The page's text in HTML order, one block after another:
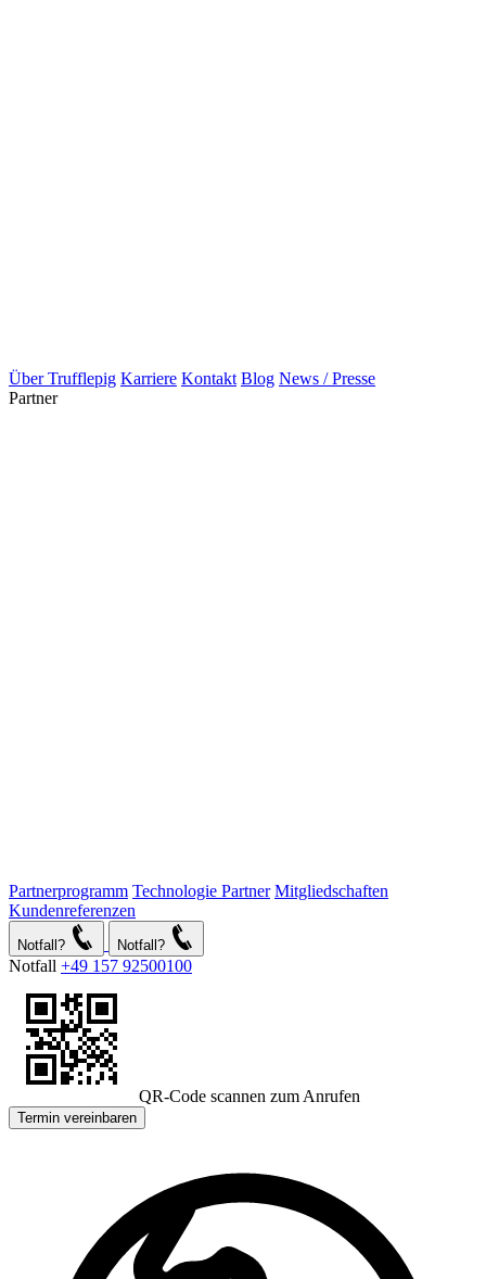
Über Trufflepig Karriere Kontakt Blog News / Presse
Partner
Partnerprogramm Technologie Partner Mitgliedschaften
Kundenreferenzen
Notfall? Notfall?
Notfall +49 157 92500100
QR-Code scannen zum Anrufen
Termin vereinbaren